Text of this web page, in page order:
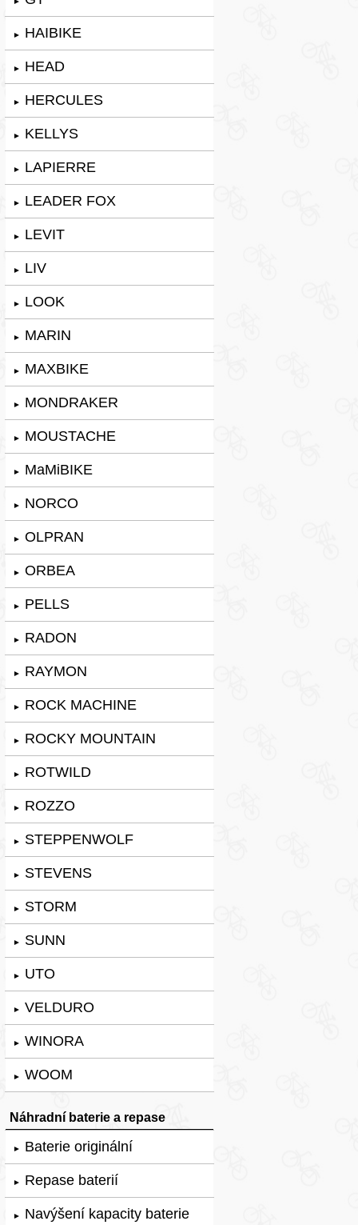
► HAIBIKE
► HEAD
► HERCULES
► KELLYS
► LAPIERRE
► LEADER FOX
► LEVIT
► LIV
► LOOK
► MARIN
► MAXBIKE
► MONDRAKER
► MOUSTACHE
► MaMiBIKE
► NORCO
► OLPRAN
► ORBEA
► PELLS
► RADON
► RAYMON
► ROCK MACHINE
► ROCKY MOUNTAIN
► ROTWILD
► ROZZO
► STEPPENWOLF
► STEVENS
► STORM
► SUNN
► UTO
► VELDURO
► WINORA
► WOOM
Náhradní baterie a repase
► Baterie originální
► Repase baterií
► Navýšení kapacity baterie